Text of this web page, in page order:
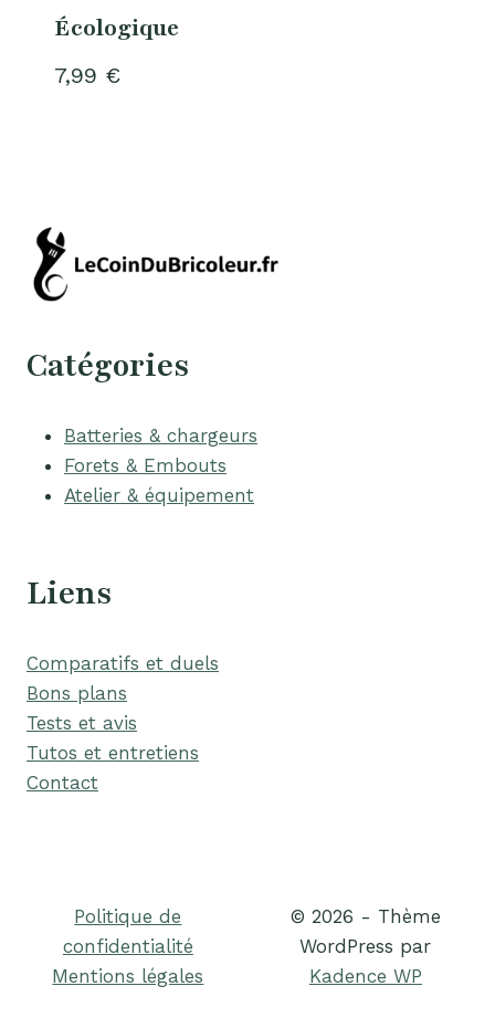
Écologique
7,99 €
Catégories
Batteries & chargeurs
Forets & Embouts
Atelier & équipement
Liens
Comparatifs et duels
Bons plans
Tests et avis
Tutos et entretiens
Contact
Politique de
confidentialité
Mentions légales
© 2026 - Thème
WordPress par
Kadence WP